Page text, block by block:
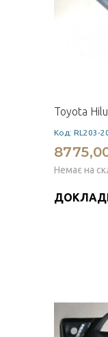
Toyota
Код: RL203-
Немає на